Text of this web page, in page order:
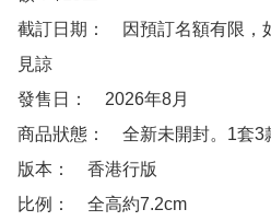
截訂日期：　因預訂名額有限，
見諒
發售日：　2026年8月
商品狀態：　全新未開封。1套3
版本：　香港行版
比例：　全高約7.2cm